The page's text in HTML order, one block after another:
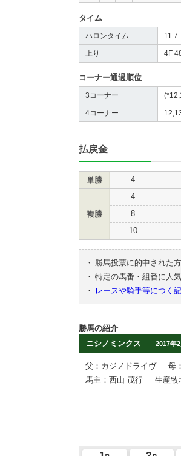
タイム
ハロンタイム 11.7
上り 4F
コーナー通過順位
3コーナー
4コーナー
払戻金
単勝 4
複勝
4
8
10
・
勝馬投票に的中された
・ 特定の馬番・組番に人
・
レースや騎手等につく
勝馬の紹介
ニシノミンクス
2017年
父：カジノドライヴ
母
馬主：西山 茂行
生産牧